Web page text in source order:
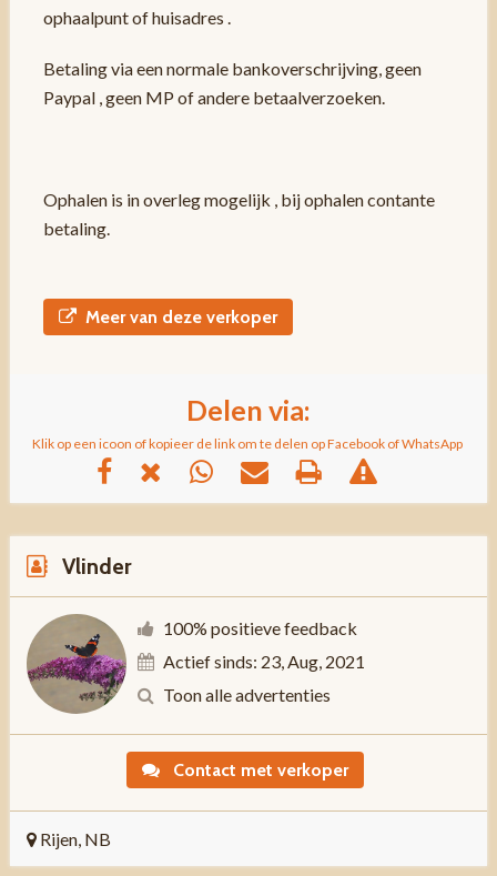
ophaalpunt of huisadres .
Betaling via een normale bankoverschrijving, geen
Paypal , geen MP of andere betaalverzoeken.
Ophalen is in overleg mogelijk , bij ophalen contante
betaling.
Meer van deze verkoper
Delen via:
Klik op een icoon of kopieer de link om te delen op Facebook of WhatsApp
Vlinder
100% positieve feedback
Actief sinds: 23, Aug, 2021
Toon alle advertenties
Contact met verkoper
Rijen, NB